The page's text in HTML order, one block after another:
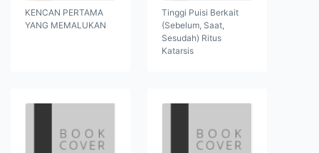
KENCAN PERTAMA
YANG MEMALUKAN
Tinggi Puisi Berkait
(Sebelum, Saat,
Sesudah) Ritus
Katarsis